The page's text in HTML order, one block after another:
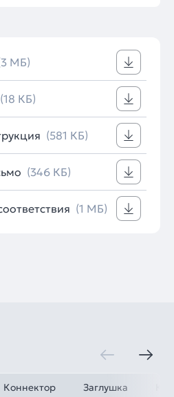
МБ)
(18 КБ)
(581 КБ)
(346 КБ)
(1 МБ)
Коннектор Заглушка